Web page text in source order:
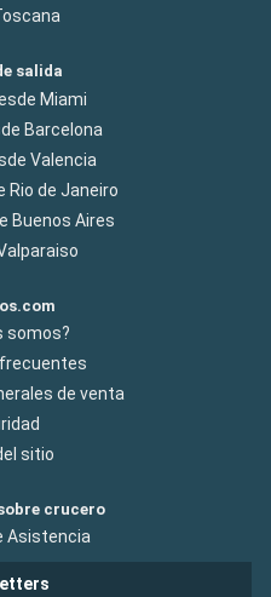
salida
Miami
Barcelona
Valencia
Rio de Janeiro
Buenos Aires
somos?
de venta
sitio
crucero
Asistencia